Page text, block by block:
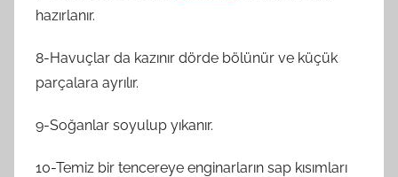
hazırlanır.
8-Havuçlar da kazınır dörde bölünür ve küçük
parçalara ayrılır.
9-Soğanlar soyulup yıkanır.
10-Temiz bir tencereye enginarların sap kısımları